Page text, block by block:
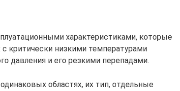
характеристиками, которые
критически низкими температурами
давления и его резкими перепадами.
областях, их тип, отдельные